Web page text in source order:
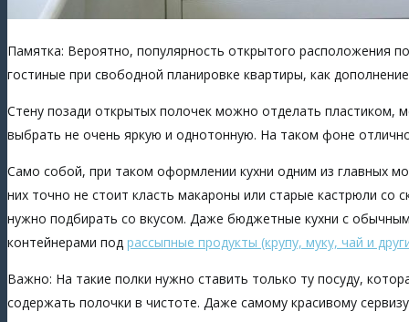
Памятка: Вероятно, популярность открытого расположения
гостиные при свободной планировке квартиры, как
Стену позади открытых полочек можно отделать пластиком,
выбрать не очень яркую и однотонную. На таком фоне
Само собой, при таком оформлении кухни одним из главных
них точно не стоит класть макароны или старые кастрюли со
нужно подбирать со вкусом. Даже бюджетные кухни с
контейнерами под рассыпные продукты (крупу, муку, чай и
Важно: На такие полки нужно ставить только ту посуду,
содержать полочки в чистоте. Даже самому красивому